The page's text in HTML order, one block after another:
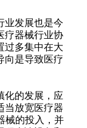
业发展也是今
疗器械行业协
过多集中在大
向是导致医疗
化的发展，应
当放宽医疗器
械的投入，并